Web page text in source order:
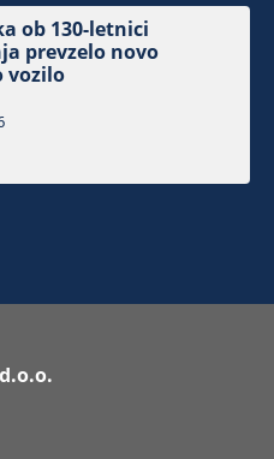
ob 130-letnici
prevzelo novo
vozilo